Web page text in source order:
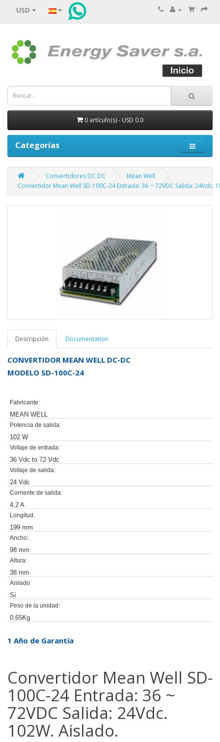
USD
0 artículo(s) - USD 0.0
Categorías
Convertidores DC DC
Mean Well
Convertidor Mean Well SD-100C-24 Entrada: 36 ~ 72VDC Salida: 24Vdc.
Descripción Documentation
CONVERTIDOR MEAN WELL DC-DC
MODELO SD-100C-24
Fabricante:
MEAN WELL
Potencia de salida:
102 W
Voltaje de entrada:
36 Vdc to 72 Vdc
Voltaje de salida:
24 Vdc
Corriente de salida:
4,2 A
Longitud:
199 mm
Ancho:
98 mm
Altura:
38 mm
Aislado
Sí
Peso de la unidad:
0,65Kg
1 Año de Garantía
Convertidor Mean Well SD-
100C-24 Entrada: 36 ~
72VDC Salida: 24Vdc.
102W. Aislado.